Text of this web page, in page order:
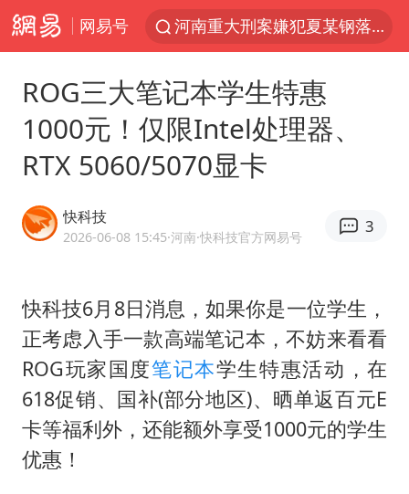
网易号
河南重大刑案嫌犯夏某钢落网
选专业别因“热门”窄化“热爱”
情侣平潭拍日出坠崖1死1伤
茅台部分直营店飞天茅台提价
上四休三，但降薪1000元，你接受吗？
几元成本的AI广告导致千万市值蒸发
唐田赛前发布会上引用《孙子兵法》
台当局重金为“台独”织“皇帝新衣”
ROG三大笔记本学生特惠
1000元！仅限Intel处理器、
RTX 5060/5070显卡
快科技
2026-06-08 15:45·河南·快科技官方网易号
3
快科技6月8日消息，如果你是一位学生，
正考虑入手一款高端笔记本，不妨来看看
ROG玩家国度笔记本学生特惠活动，在
618促销、国补(部分地区)、晒单返百元E
卡等福利外，还能额外享受1000元的学生
优惠！